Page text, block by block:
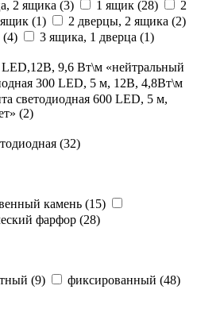
2 ящика (3) 1 ящик (28)
2
(1) 2 дверцы, 2 ящика (2)
(4) 3 ящика, 1 дверца (1)
LED,12В, 9,6 Вт\м «нейтральный
300 LED, 5 м, 12В, 4,8Вт\м
светодиодная 600 LED, 5 м,
(2)
(32)
камень (15)
фарфор (28)
(9) фиксированный (48)